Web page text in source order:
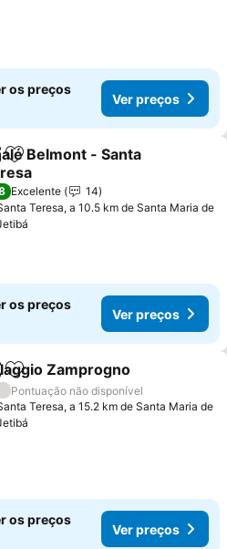
os preços
Ver preços
Adicionar aos favoritos
Belmont - Santa
preços
Excelente
14
Teresa, a 10.5 km de Santa Maria de
os preços
Ver preços
Adicionar aos favoritos
Zamprogno
Pontuação não disponível
Teresa, a 15.2 km de Santa Maria de
os preços
Ver preços